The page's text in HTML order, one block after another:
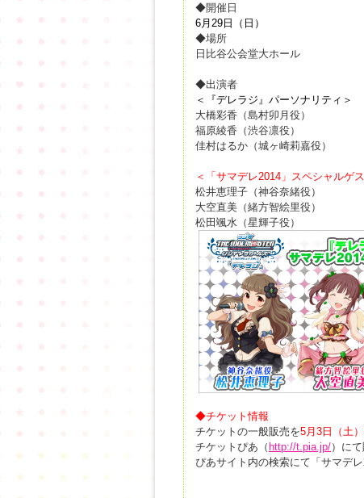
◆開催日
6月29日（日）
◆場所
日比谷公会堂大ホール
◆出演者
＜『デレラジ』パーソナリティ＞
大橋彩香（島村卯月役）
福原綾香（渋谷凛役）
佳村はるか（城ヶ崎莉嘉役）
＜「サマデレ2014」スペシャルゲ
松井恵理子（神谷奈緒役）
大空直美（緒方智絵里役）
松田颯水（星輝子役）
◆チケット情報
チケットの一般販売を5月3日（土
チケットぴあ（ http://t.pia.jp/）に
ぴあサイト内の検索にて「サマデ